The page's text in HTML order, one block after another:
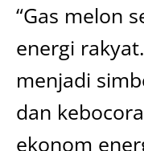
“Gas melon
energi
menjadi
dan
ekonom